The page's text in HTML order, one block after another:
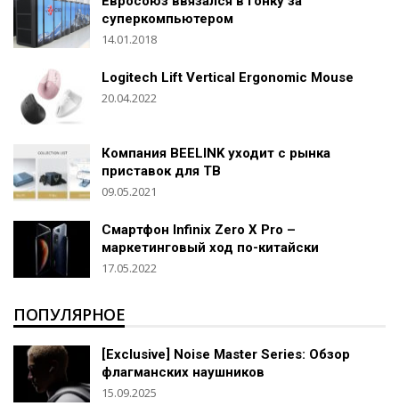
суперкомпьютером
14.01.2018
Logitech Lift Vertical Ergonomic Mouse
20.04.2022
Компания BEELINK уходит с рынка
приставок для ТВ
09.05.2021
Смартфон Infinix Zero X Pro –
маркетинговый ход по-китайски
17.05.2022
ПОПУЛЯРНОЕ
[Exclusive] Noise Master Series: Обзор
флагманских наушников
15.09.2025